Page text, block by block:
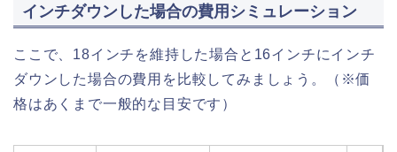
インチダウンした場合の費用シミュレーション
ここで、18インチを維持した場合と16インチにインチ
ダウンした場合の費用を比較してみましょう。（※価
格はあくまで一般的な目安です）